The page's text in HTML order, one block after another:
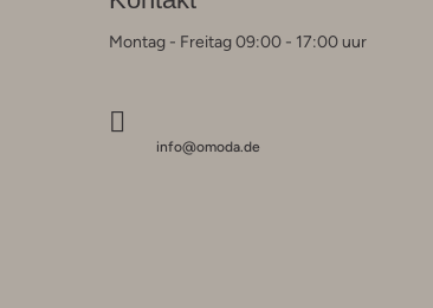
Montag - Freitag 09:00 - 17:00 uur
info@omoda.de